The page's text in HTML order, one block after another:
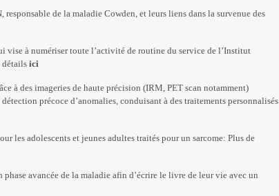
de la maladie Cowden, et leurs liens dans la survenue des
à numériser toute l’activité de routine du service de l’Institut
détails ici
à des imageries de haute précision (IRM, PET scan notamment)
précoce d’anomalies, conduisant à des traitements personnalisés
les adolescents et jeunes adultes traités pour un sarcome: Plus de
avancée de la maladie afin d’écrire le livre de leur vie avec un